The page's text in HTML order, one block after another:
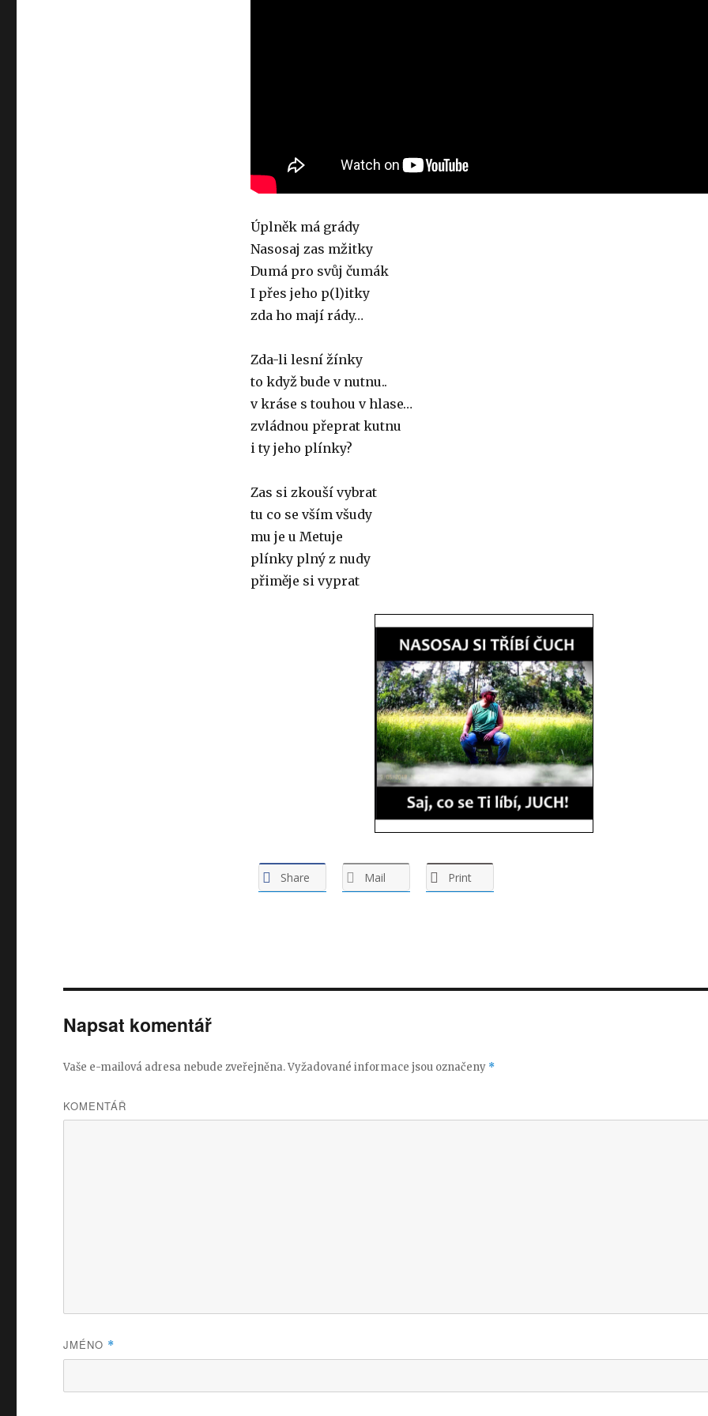
Úplněk má grády
Nasosaj zas mžitky
Dumá pro svůj čumák
I přes jeho p(l)itky
zda ho mají rády…
Zda-li lesní žínky
to když bude v nutnu..
v kráse s touhou v hlase…
zvládnou přeprat kutnu
i ty jeho plínky?
Zas si zkouší vybrat
tu co se vším všudy
mu je u Metuje
plínky plný z nudy
přiměje si vyprat
Share Mail Print
Napsat komentář
Vaše e-mailová adresa nebude zveřejněna.Vyžadované informace jsou označeny *
KOMENTÁŘ
JMÉNO *